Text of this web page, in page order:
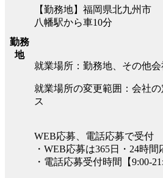
勤務
地
【勤務地】福岡県北九州市
八幡駅から車10分
就業場所：勤務地、その他
就業場所の変更範囲：会社
ス
WEB応募、電話応募で受付
・WEB応募は365日・24時間
・電話応募受付時間【9:00-